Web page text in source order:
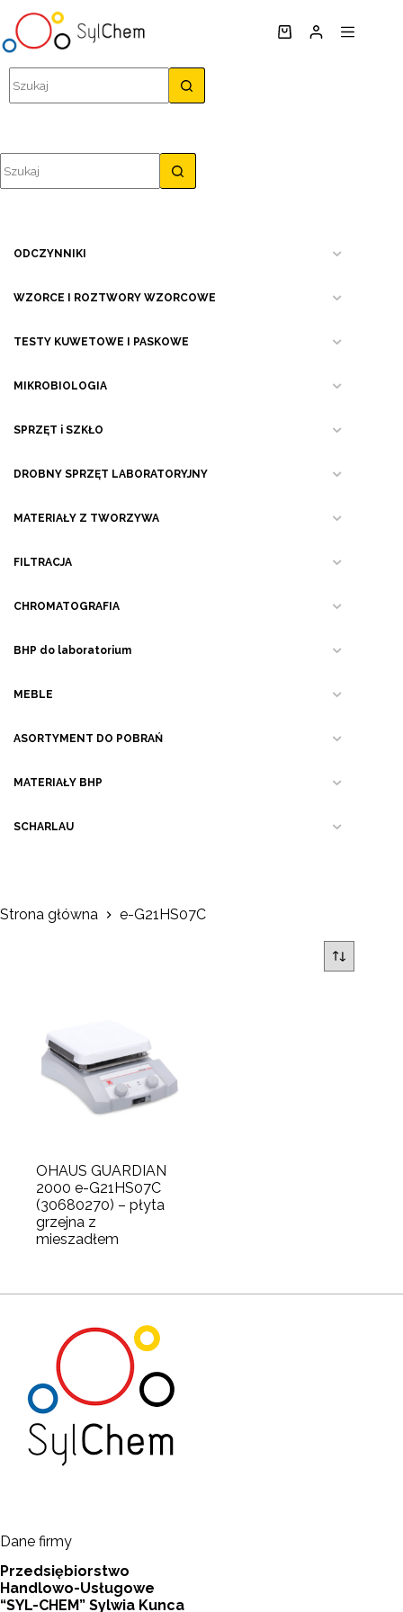
do
treści
Koszyk
wyników
Strona główna e-G21HS07C
OHAUS GUARDIAN
2000 e-G21HS07C
(30680270) – płyta
grzejna z
mieszadłem
wyników
ODCZYNNIKI
WZORCE I ROZTWORY WZORCOWE
TESTY KUWETOWE I PASKOWE
MIKROBIOLOGIA
SPRZĘT i SZKŁO
DROBNY SPRZĘT LABORATORYJNY
MATERIAŁY Z TWORZYWA
FILTRACJA
CHROMATOGRAFIA
BHP do laboratorium
MEBLE
ASORTYMENT DO POBRAŃ
MATERIAŁY BHP
SCHARLAU
Dane firmy
Przedsiębiorstwo
Handlowo-Usługowe
“SYL-CHEM” Sylwia Kunca